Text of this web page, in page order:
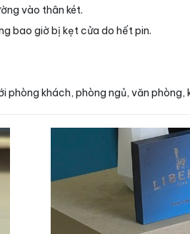
vào thân két.
bao giờ bị kẹt cửa do hết pin.
khách, phòng ngủ, văn phòng,